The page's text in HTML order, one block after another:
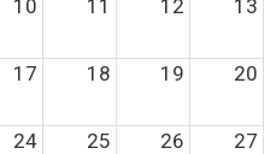
10 11 12 13
17 18 19 20
24 25 26 27